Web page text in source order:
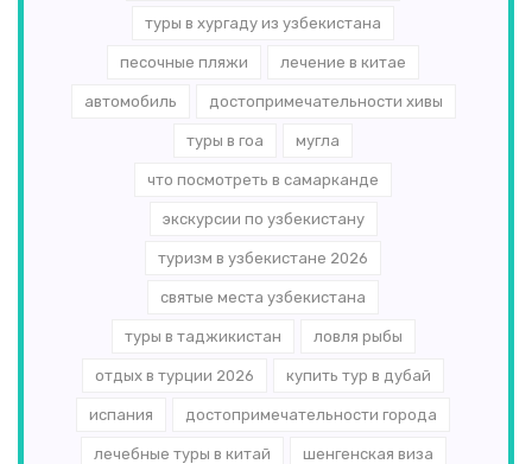
туры в хургаду из узбекистана
песочные пляжи лечение в китае
автомобиль достопримечательности хивы
туры в гоа мугла
что посмотреть в самарканде
экскурсии по узбекистану
туризм в узбекистане 2026
святые места узбекистана
туры в таджикистан ловля рыбы
отдых в турции 2026 купить тур в дубай
испания достопримечательности города
лечебные туры в китай шенгенская виза